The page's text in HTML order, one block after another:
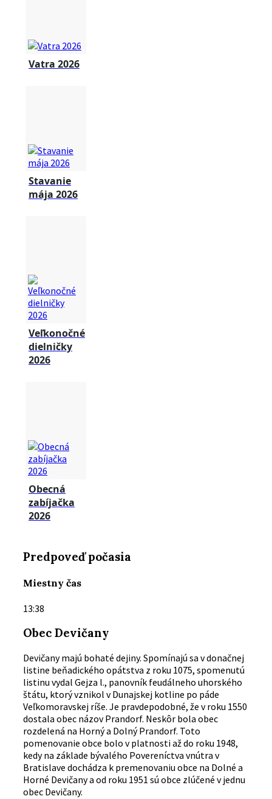
Vatra 2026
Stavanie
mája 2026
Veľkonočné
dielničky
2026
Obecná
zabíjačka
2026
Predpoveď počasia
Miestny čas
13:38
Obec Devičany
Devičany majú bohaté dejiny. Spomínajú sa v donačnej
listine beňadického opátstva z roku 1075, spomenutú
listinu vydal Gejza l., panovník feudálneho uhorského
štátu, ktorý vznikol v Dunajskej kotline po páde
Veľkomoravskej ríše. Je pravdepodobné, že v roku 1550
dostala obec názov Prandorf. Neskôr bola obec
rozdelená na Horný a Dolný Prandorf. Toto
pomenovanie obce bolo v platnosti až do roku 1948,
kedy na základe bývalého Povereníctva vnútra v
Bratislave dochádza k premenovaniu obce na Dolné a
Horné Devičany a od roku 1951 sú obce zlúčené v jednu
obec Devičany.